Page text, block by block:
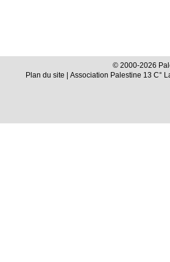
© 2000-2026
Plan du site | Association Palestine 13 C°